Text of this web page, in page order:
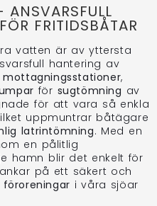
FRITIDSBÅTAR
vatten är av yttersta
hantering av
mottagningsstationer,
för sugtömning av
för att vara så enkla
uppmuntrar båtägare
latrintömning. Med en
en pålitlig
hamn blir det enkelt för
på ett säkert och
föroreningar i våra sjöar